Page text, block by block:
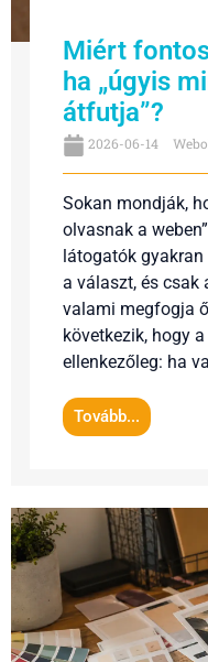
Miért
ha „úgyis
átfutja”?
2026-06-14
Sokan mondják,
olvasnak a
látogatók
a választ, és csak
valami megfogja
következik, hogy
ellenkezőleg: ha
Tovább...